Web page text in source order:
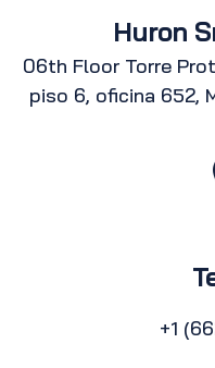
Huron
06th Floor Torre
piso 6, oficina 652,
+1